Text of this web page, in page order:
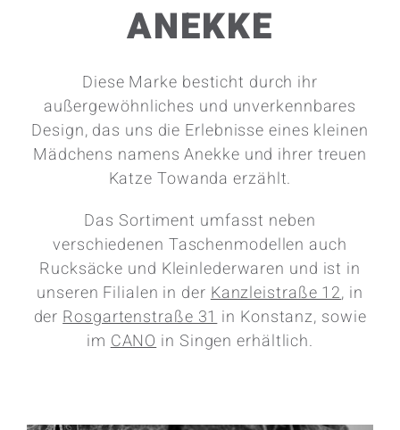
ANEKKE
Diese Marke besticht durch ihr
außergewöhnliches und unverkennbares
Design, das uns die Erlebnisse eines kleinen
Mädchens namens Anekke und ihrer treuen
Katze Towanda erzählt.
Das Sortiment umfasst neben
verschiedenen Taschenmodellen auch
Rucksäcke und Kleinlederwaren und ist in
unseren Filialen in derKanzleistraße 12, in
derRosgartenstraße 31in Konstanz, sowie
imCANOin Singen erhältlich.